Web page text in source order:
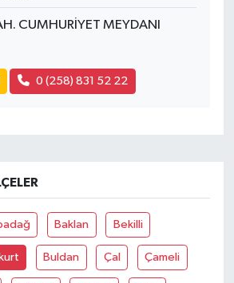
CUMHURİYET MEYDANI
0 (258) 831 52 22
Baklan Bekilli
Buldan Çal Çameli